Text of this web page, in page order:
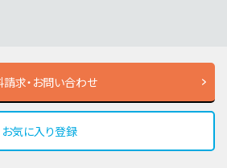
請求・お問い合わせ
お気に入り登録